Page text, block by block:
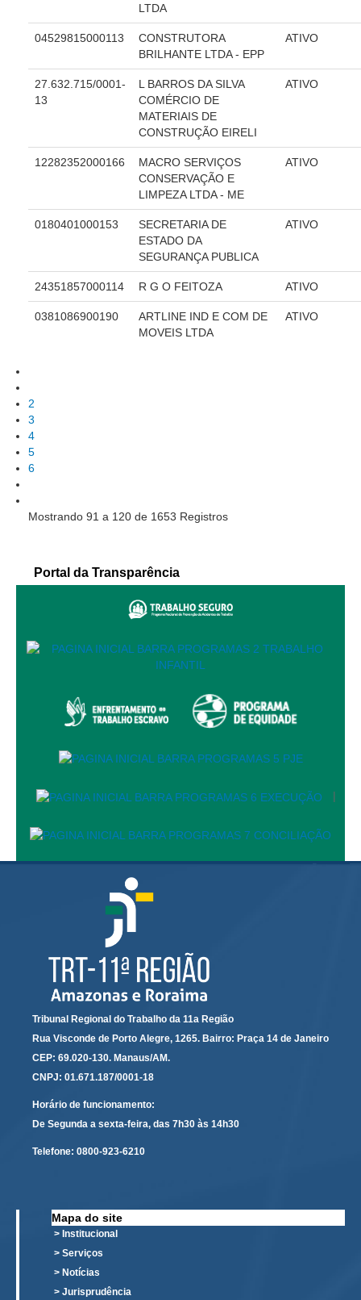
Serviços
Atermação On-line - Interior de Roraima
Atermação On-line - Interior do Amazonas
Agendamento de Reclamação Verbal
Glossário
Consulta de Pautas
Atas de Sessões do Pleno
Audiências e Sessões
Calendário das Sessões da 1ª Turma 2026
Calendário de Sessões da 2ª Turma - 2026
Calendário das Sessões da 3ª Turma 2026
Calendário das Correições
Calendário de Suspensão
Certidões
Contas abertas em nome dos beneficiários
Diários Eletrônicos
e-Doc
Guias de recolhimento
Leilão Público
META 9 do CNJ
Pauta Digital
Plantão Judiciário
Cadastrar Processos
Listar Processos
Portal Conciliação
Inscrição para mediação e conciliação – Cejusc 1º e 2º
Perguntas Frequentes
Eventos
Portal dos Precatórios e Requisições de
Pequeno Valor
Programa Aprendizagem
LTDA
04529815000113
CONSTRUTORA
BRILHANTE LTDA - EPP
ATIVO
27.632.715/0001-
13
L BARROS DA SILVA
COMÉRCIO DE
MATERIAIS DE
CONSTRUÇÃO EIRELI
ATIVO
12282352000166
MACRO SERVIÇOS
CONSERVAÇÃO E
LIMPEZA LTDA - ME
ATIVO
0180401000153
SECRETARIA DE
ESTADO DA
SEGURANÇA PUBLICA
ATIVO
24351857000114 R G O FEITOZA ATIVO
0381086900190
ARTLINE IND E COM DE
MOVEIS LTDA
ATIVO
2
3
4
5
6
Mostrando 91 a 120 de 1653 Registros
Portal da Transparência
|
Tribunal Regional do Trabalho da 11a Região
Rua Visconde de Porto Alegre, 1265. Bairro: Praça 14 de Janeiro
CEP: 69.020-130. Manaus/AM.
CNPJ: 01.671.187/0001-18
Horário de funcionamento:
De Segunda a sexta-feira, das 7h30 às 14h30
Telefone: 0800-923-6210
Mapa do site
> Institucional
> Serviços
> Notícias
> Jurisprudência